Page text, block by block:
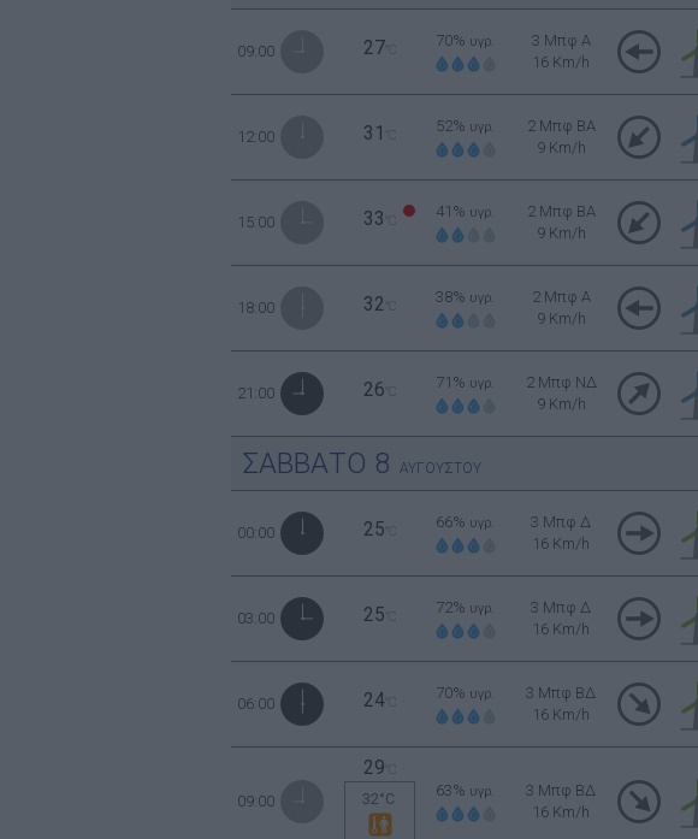
09:00 27 70% υγρ.
3 Μπφ Α
16 Km/h
12:00 31 52% υγρ.
2 Μπφ BA
9 Km/h
15:00 33 41% υγρ.
2 Μπφ BA
9 Km/h
18:00 32 38% υγρ.
2 Μπφ Α
9 Km/h
21:00 26 71% υγρ.
2 Μπφ ΝΔ
9 Km/h
ΣΑΒΒΑΤΟ 8 ΑΥΓΟΥΣΤΟΥ
00:00 25 66% υγρ.
3 Μπφ Δ
16 Km/h
03:00 25 72% υγρ.
3 Μπφ Δ
16 Km/h
06:00 24°C
70% υγρ.
3 Μπφ ΒΔ
16 Km/h
09:00
29
32°C 63% υγρ.
3 Μπφ ΒΔ
16 Km/h